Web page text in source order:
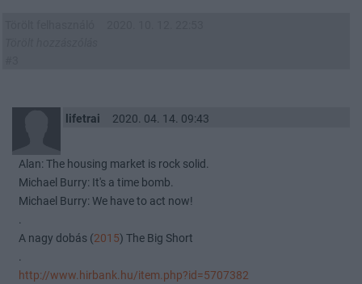
lifetrai 2020. 04. 14. 09:43
Alan: The housing market is rock solid.
Michael Burry: It's a time bomb.
Michael Burry: We have to act now!
.
A nagy dobás (2015) The Big Short
.
http://www.hirbank.hu/item.php?id=5707382